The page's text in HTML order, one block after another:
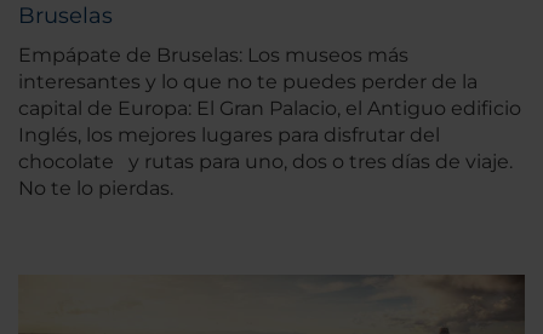
Bruselas
Empápate de Bruselas: Los museos más
interesantes y lo que no te puedes perder de la
capital de Europa: El Gran Palacio, el Antiguo edificio
Inglés, los mejores lugares para disfrutar del
chocolate y rutas para uno, dos o tres días de viaje.
No te lo pierdas.